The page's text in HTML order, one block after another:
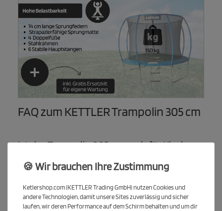
FAQ zum KETTLER Trampolin 305 cm
Ist das Trampolin 305 cm auch für Kinder
Ja, das KETTLER Outdoor-Trampolin ist GS-geprüft und verfügt
Randabdeckung. Damit ist es bestens als Trampolin für Kinder
geeignet.
🍪 Wir brauchen Ihre Zustimmung
Ketlershop.com (KETTLER Trading GmbH) nutzen Cookies und
andere Technologien, damit unsere Sites zuverlässig und sicher
laufen, wir deren Performance auf dem Schirm behalten und um dir